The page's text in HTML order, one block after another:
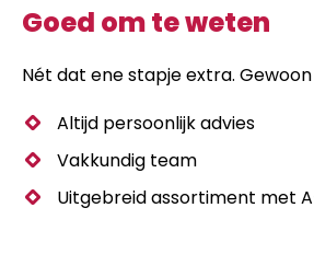
Goed om te weten
Nét dat ene stapje extra.
Altijd persoonlijk advies
Vakkundig team
Uitgebreid assortiment met